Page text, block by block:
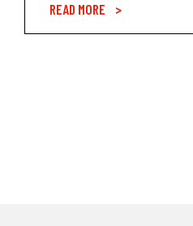
READ MORE >